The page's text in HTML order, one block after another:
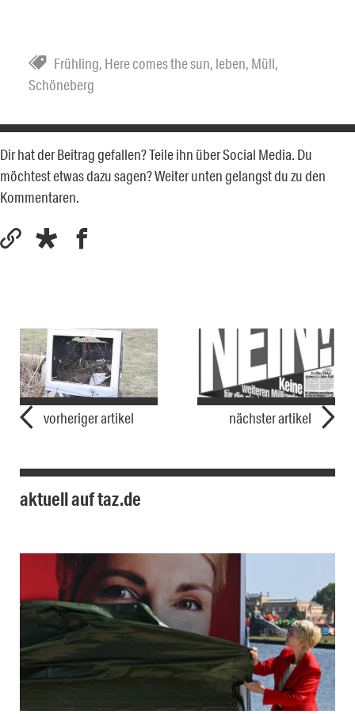
Frühling, Here comes the sun, leben, Müll,
Schöneberg
Dir hat der Beitrag gefallen? Teile ihn über Social Media. Du
möchtest etwas dazu sagen? Weiter unten gelangst du zu den
Kommentaren.
vorheriger artikel nächster artikel
aktuell auf taz.de